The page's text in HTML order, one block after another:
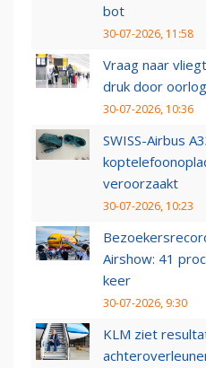
bot
30-07-2026, 11:58
Vraag naar
druk door
30-07-2026, 10:36
SWISS-Airbus
veroorzaakt
30-07-2026, 10:23
Airshow: 41
keer
30-07-2026, 9:30
KLM ziet